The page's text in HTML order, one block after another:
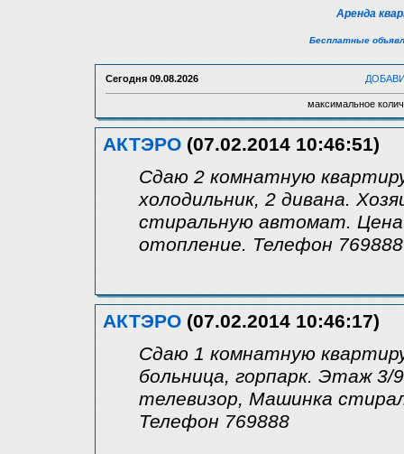
Аренда
Бесплатные
Сегодня 09.08.2026
максимальное
АКТЭРО (07.02.2014 10:46:51)
Сдаю 2 комнатную
холодильник, 2 дивана.
стиральную автомат. Цена
отопление. Телефон 769888
АКТЭРО (07.02.2014 10:46:17)
Сдаю 1 комнатную
больница, горпарк. Этаж
телевизор, Машинка
Телефон 769888